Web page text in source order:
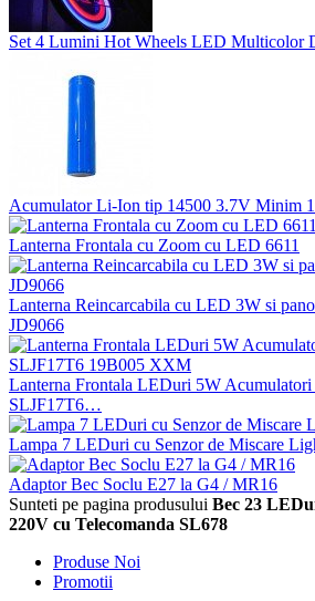
Set 4 Lumini Hot Wheels LED Multicolor
Acumulator Li-Ion tip 14500 3.7V Minim
Lanterna Frontala cu Zoom cu LED 6611
Lanterna Reincarcabila cu LED 3W si
JD9066
Lanterna Frontala LEDuri 5W
SLJF17T6…
Lampa 7 LEDuri cu Senzor de Miscare
Adaptor Bec Soclu E27 la G4 / MR16
Sunteti pe pagina produsului Bec 23
220V cu Telecomanda SL678
Produse Noi
Promotii